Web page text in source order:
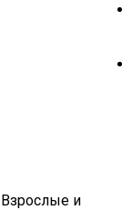
Взрослые и